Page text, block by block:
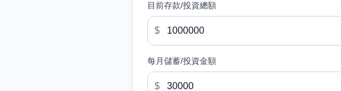
目前存款/投資總額
$
每月儲蓄/投資金額
$